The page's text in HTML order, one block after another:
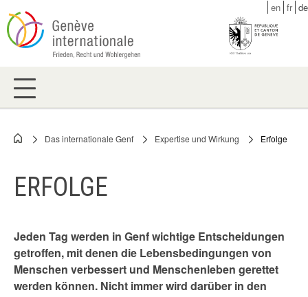
Skip
to
main
en fr de
Breadcrumb
Das internationale Genf Expertise und Wirkung Erfolge
ERFOLGE
Jeden Tag werden in Genf wichtige Entscheidungen
getroffen, mit denen die Lebensbedingungen von
Menschen verbessert und Menschenleben gerettet
werden können. Nicht immer wird darüber in den